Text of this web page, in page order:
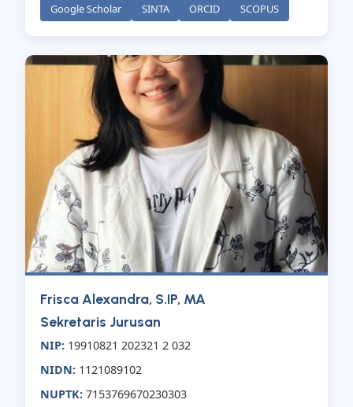
Google Scholar SINTA ORCID SCOPUS
Frisca Alexandra, S.IP, MA
Sekretaris Jurusan
NIP: 19910821 202321 2 032
NIDN: 1121089102
NUPTK: 7153769670230303